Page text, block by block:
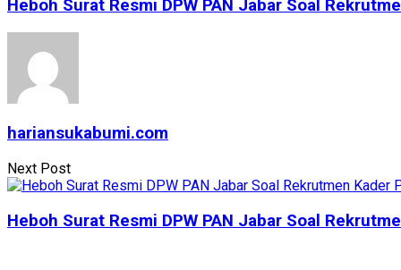
Heboh Surat Resmi DPW PAN Jabar Soal
hariansukabumi.com
Next Post
Heboh Surat Resmi DPW PAN Jabar Soal